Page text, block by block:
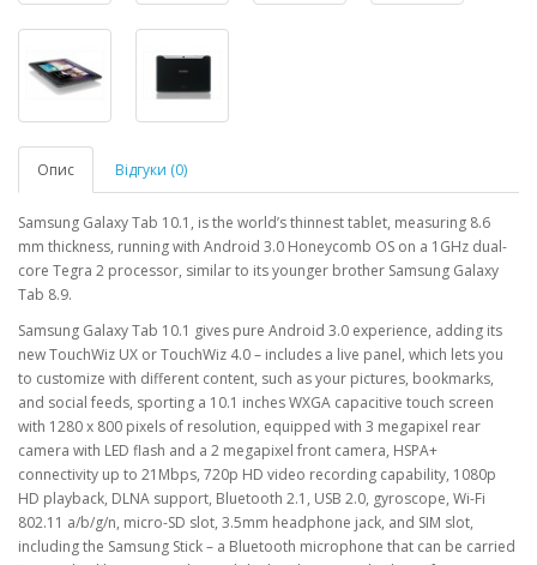
Опис Відгуки (0)
Samsung Galaxy Tab 10.1, is the world’s thinnest tablet, measuring 8.6
mm thickness, running with Android 3.0 Honeycomb OS on a 1GHz dual-
core Tegra 2 processor, similar to its younger brother Samsung Galaxy
Tab 8.9.
Samsung Galaxy Tab 10.1 gives pure Android 3.0 experience, adding its
new TouchWiz UX or TouchWiz 4.0 – includes a live panel, which lets you
to customize with different content, such as your pictures, bookmarks,
and social feeds, sporting a 10.1 inches WXGA capacitive touch screen
with 1280 x 800 pixels of resolution, equipped with 3 megapixel rear
camera with LED flash and a 2 megapixel front camera, HSPA+
connectivity up to 21Mbps, 720p HD video recording capability, 1080p
HD playback, DLNA support, Bluetooth 2.1, USB 2.0, gyroscope, Wi-Fi
802.11 a/b/g/n, micro-SD slot, 3.5mm headphone jack, and SIM slot,
including the Samsung Stick – a Bluetooth microphone that can be carried